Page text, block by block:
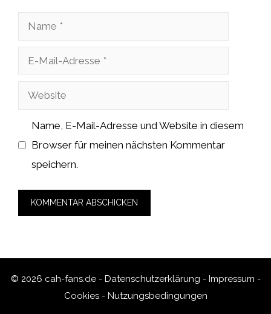
Name
Adresse
Website
Name, E-Mail-Adresse und Website in diesem
Browser für meinen nächsten Kommentar
speichern.
© 2026 cah-fans.de - Datenschutzerklärung - Impressum -
Cookies- Nutzungsbedingungen